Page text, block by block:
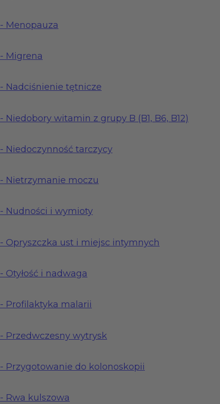
- Menopauza
- Migrena
- Nadciśnienie tętnicze
- Niedobory witamin z grupy B (B1, B6, B12)
- Niedoczynność tarczycy
- Nietrzymanie moczu
- Nudności i wymioty
- Opryszczka ust i miejsc intymnych
- Otyłość i nadwaga
- Profilaktyka malarii
- Przedwczesny wytrysk
- Przygotowanie do kolonoskopii
- Rwa kulszowa